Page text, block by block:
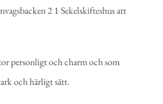
personligt och charm och som
och härligt sätt.